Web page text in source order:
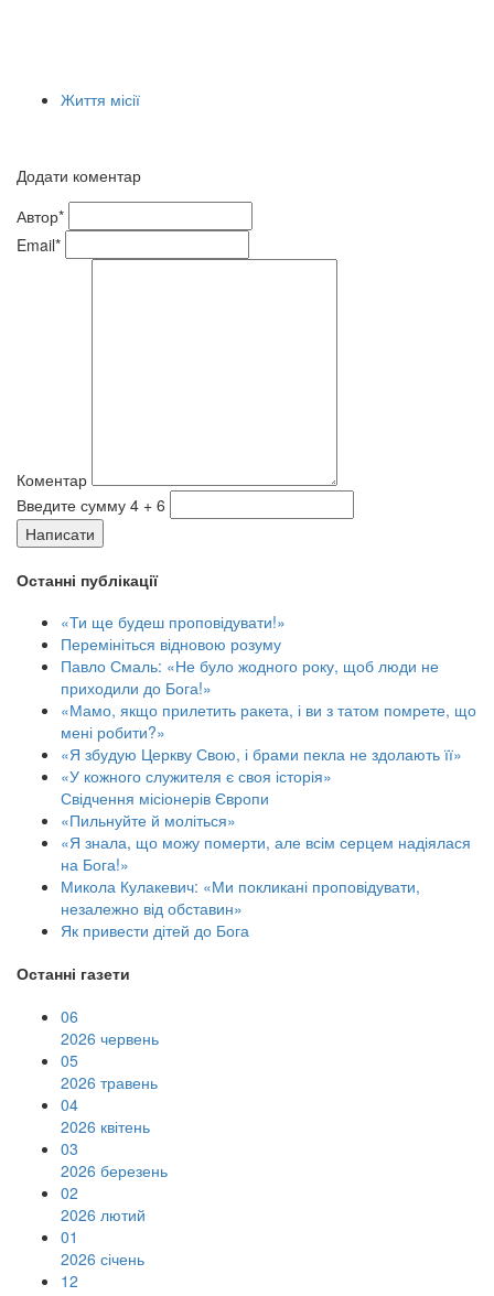
Життя місії
Додати коментар
Автор*
Email*
Коментар
Введите сумму 4 + 6
Написати
Останні публікації
«Ти ще будеш проповідувати!»
Перемініться відновою розуму
Павло Смаль: «Не було жодного року, щоб люди не
приходили до Бога!»
«Мамо, якщо прилетить ракета, і ви з татом помрете, що
мені робити?»
«Я збудую Церкву Свою, і брами пекла не здолають її»
«У кожного служителя є своя історія»
Свідчення місіонерів Європи
«Пильнуйте й моліться»
«Я знала, що можу померти, але всім серцем надіялася
на Бога!»
Микола Кулакевич: «Ми покликані проповідувати,
незалежно від обставин»
Як привести дітей до Бога
Останні газети
06
2026 червень
05
2026 травень
04
2026 квітень
03
2026 березень
02
2026 лютий
01
2026 січень
12